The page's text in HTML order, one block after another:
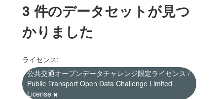
3 件のデータセットが見つ
かりました
ライセンス:
公共交通オープンデータチャレンジ限定ライセンス /
Public Transport Open Data Challenge Limited
License